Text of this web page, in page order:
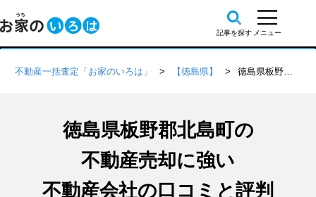
不動産一括査定「お家のいろは」 【徳島県】 徳島県板野郡北島町の不動産会社 口コミ・評判一覧
徳島県板野郡北島町の
不動産売却に強い
不動産会社の口コミと評判